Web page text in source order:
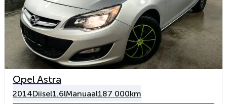
Opel Astra
2014Diisel1.6lManuaal187 000km